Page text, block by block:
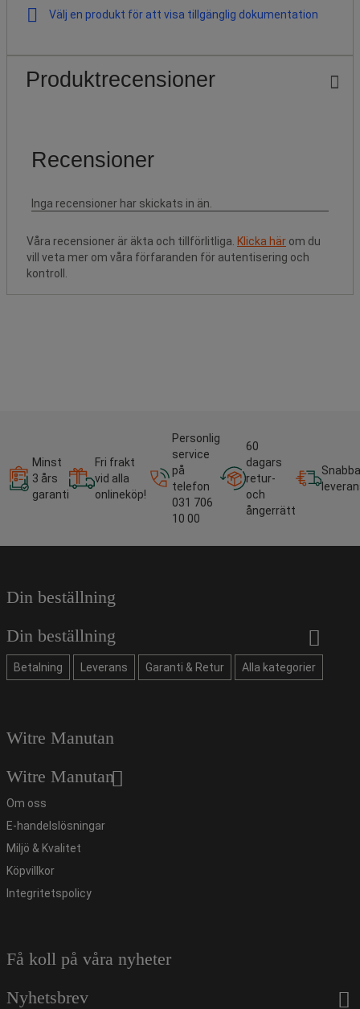
Välj en produkt för att visa tillgänglig dokumentation
Produktrecensioner
Våra recensioner är äkta och tillförlitliga. Klicka här om du
vill veta mer om våra förfaranden för autentisering och
kontroll.
Minst
3 års
garanti
Fri frakt
vid alla
onlineköp!
Personlig
service
på
telefon
031 706
10 00
60
dagars
retur-
och
ångerrätt
Snabba
Din beställning
Din beställning
Betalning Leverans Garanti & Retur Alla kategorier
Witre Manutan
Witre Manutan
Om oss
E-handelslösningar
Miljö & Kvalitet
Köpvillkor
Integritetspolicy
Få koll på våra nyheter
Nyhetsbrev